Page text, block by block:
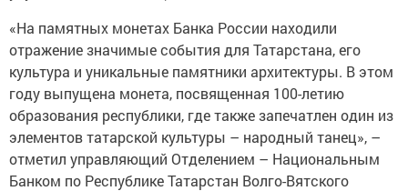
«На памятных монетах Банка России находили
отражение значимые события для Татарстана, его
культура и уникальные памятники архитектуры. В этом
году выпущена монета, посвященная 100-летию
образования республики, где также запечатлен один из
элементов татарской культуры – народный танец», –
отметил управляющий Отделением – Национальным
Банком по Республике Татарстан Волго-Вятского